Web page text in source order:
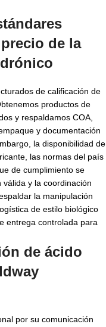
precio de la
de calificación de
productos de
y respaldamos COA,
y documentación
la disponibilidad de
las normas del país
de cumplimiento se
y la coordinación
la manipulación
de estilo biológico
entrega controlada para
de ácido
por su comunicación